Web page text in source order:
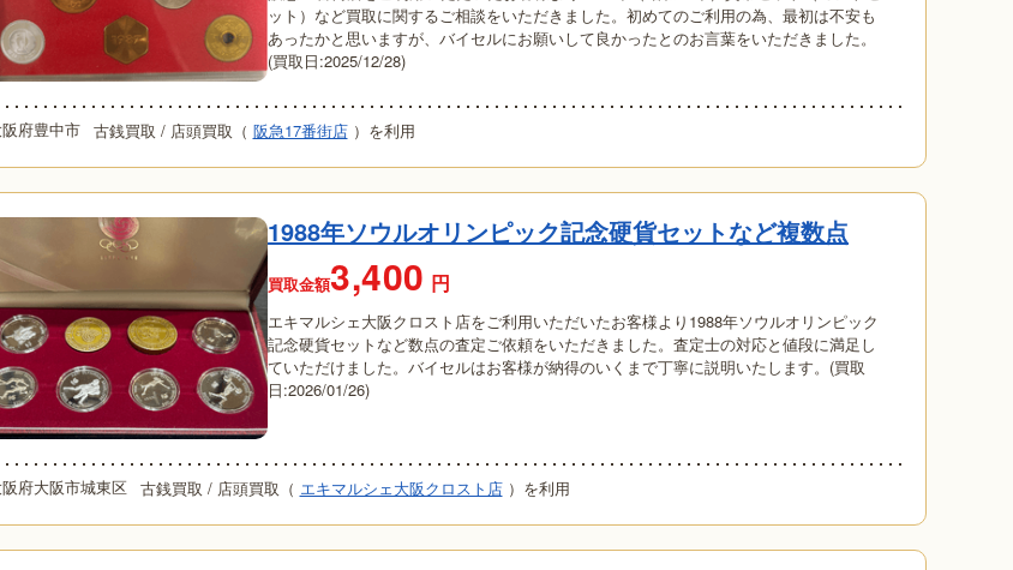
ット）など買取に関するご相談をいただきました。初めてのご利用の為、最初は不安も
あったかと思いますが、バイセルにお願いして良かったとのお言葉をいただきました。
(買取日:2025/12/28)
府豊中市 古銭買取 / 店頭買取（ 阪急17番街店 ）を利用
1988年ソウルオリンピック記念硬貨セットなど複数点
買取金額3,400 円
エキマルシェ大阪クロスト店をご利用いただいたお客様より1988年ソウルオリンピック
記念硬貨セットなど数点の査定ご依頼をいただきました。査定士の対応と値段に満足し
ていただけました。バイセルはお客様が納得のいくまで丁寧に説明いたします。(買取
日:2026/01/26)
府大阪市城東区 古銭買取 / 店頭買取（ エキマルシェ大阪クロスト店 ）を利用